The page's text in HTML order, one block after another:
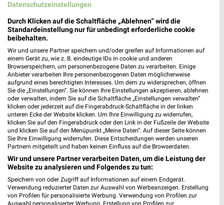
502,76 km • Angebote: 3 Prospekte
Rossmann Ludwigshafen
Gabriele-Münter-Str. 10
67067 Ludwigshafen
Heute 08:00 - 20:00 Uhr | Schließt in 22 Min.
488,48 km • Angebote: 3 Prospekte
Ernsting's family Neustadt an der Weinstraße
Hauptstraße 105
67433 Neustadt an der Weinstraße
Heute 09:00 - 18:00 Uhr | Geschlossen
509,81 km
Datenschutzeinstellungen
Durch Klicken auf die Schaltfläche „Ablehnen“ wird die
Standardeinstellung nur für unbedingt erforderliche cookie
beibehalten.
Wir und unsere Partner speichern und/oder greifen auf Informationen auf
einem Gerät zu, wie z. B. eindeutige IDs in cookie und anderen
Browserspeichern, um personenbezogene Daten zu verarbeiten. Einige
Anbieter verarbeiten Ihre personenbezogenen Daten möglicherweise
aufgrund eines berechtigten Interesses. Um dem zu widersprechen, öffnen
Sie die „Einstellungen“. Sie können Ihre Einstellungen akzeptieren, ablehnen
oder verwalten, indem Sie auf die Schaltfläche „Einstellungen verwalten“
klicken oder jederzeit auf die Fingerabdruck-Schaltfläche in der linken
unteren Ecke der Website klicken. Um Ihre Einwilligung zu widerrufen,
klicken Sie auf den Fingerabdruck oder den Link in der Fußzeile der Website
und klicken Sie auf den Menüpunkt „Meine Daten“. Auf dieser Seite können
Sie Ihre Einwilligung widerrufen. Diese Entscheidungen werden unseren
Partnern mitgeteilt und haben keinen Einfluss auf die Browserdaten.
Wir und unsere Partner verarbeiten Daten, um die Leistung der
Website zu analysieren und Folgendes zu tun:
Speichern von oder Zugriff auf Informationen auf einem Endgerät.
Verwendung reduzierter Daten zur Auswahl von Werbeanzeigen. Erstellung
von Profilen für personalisierte Werbung. Verwendung von Profilen zur
Auswahl personalisierter Werbung. Erstellung von Profilen zur